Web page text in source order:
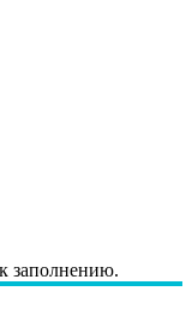
заполнению.